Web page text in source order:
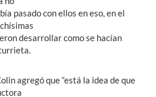
pasado con ellos en eso, en el
desarrollar como se hacían
agregó que “está la idea de que